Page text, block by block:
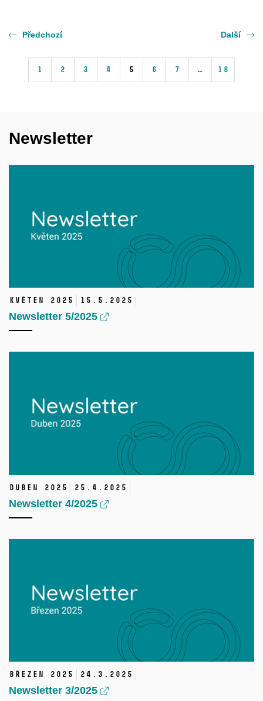
Předchozí
1 2 3 4 5 6 7 … 18
Další
Newsletter
květen 2025 15. 5. 2025
Newsletter 5/2025
Duben 2025 25. 4. 2025
Newsletter 4/2025
Březen 2025 24. 3. 2025
Newsletter 3/2025